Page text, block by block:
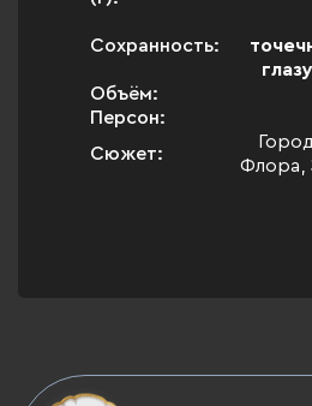
Сохранность:
Объём:
Персон:
Сюжет:
Флора,